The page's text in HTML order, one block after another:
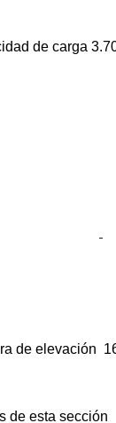
de carga
de elevación
de esta sección